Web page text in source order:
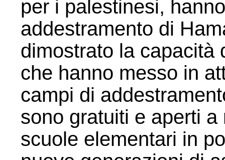
per i palestinesi,
addestramento di
dimostrato la capacità
che hanno messo in
campi di
sono gratuiti e aperti
scuole elementari in